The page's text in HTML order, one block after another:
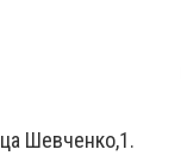
Шевченко,1.